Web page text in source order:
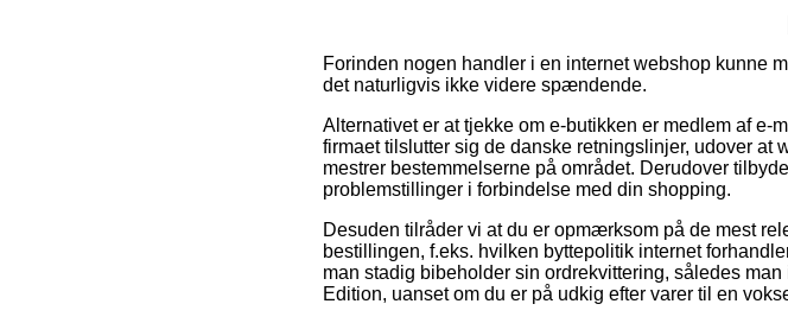
Forinden nogen handler i en internet webshop kunne
det naturligvis ikke videre spændende.
Alternativet er at tjekke om e-butikken er medlem af
firmaet tilslutter sig de danske retningslinjer, udover
mestrer bestemmelserne på området. Derudover
problemstillinger i forbindelse med din shopping.
Desuden tilråder vi at du er opmærksom på de mest
bestillingen, f.eks. hvilken byttepolitik internet
man stadig bibeholder sin ordrekvittering, således
Edition, uanset om du er på udkig efter varer til en